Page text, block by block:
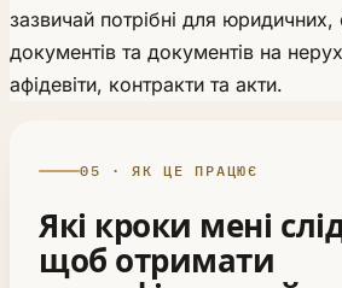
зазвичай потрібні для юридичних,
документів та документів на
афідевіти, контракти та акти.
05 · ЯК ЦЕ ПРАЦЮЄ
Які кроки мені
щоб отримати